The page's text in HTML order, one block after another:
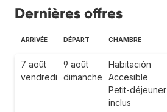
Dernières offres
ARRIVÉE DÉPART CHAMBRE
7 août
vendredi
9 août
dimanche
Habitación
Accesible
Petit-déjeuner
inclus